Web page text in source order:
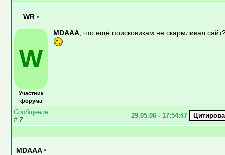
WR •
W
Участник
форума
MDAAA , что ещё поисковикам не скармливал
Сообщение
# 7
29.05.06 - 17:54:47
MDAAA •